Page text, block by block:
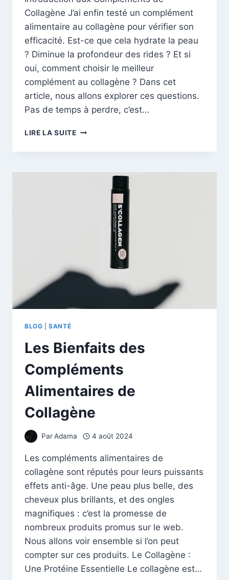
Collagène J’ai enfin testé un complément
alimentaire au collagène pour vérifier son
efficacité. Est-ce que cela hydrate la peau
? Diminue la profondeur des rides ? Et si
oui, comment choisir le meilleur
complément au collagène ? Dans cet
article, nous allons explorer ces questions.
Pas de temps à perdre, c’est…
LIRE LA SUITELES
ALIMENTAIRES
COLLAGÈNE
EFFICACITÉ
BLOG |SANTÉ
Les Bienfaits des
Compléments
Alimentaires de
Collagène
ParAdama 4 août 2024
Les compléments alimentaires de
collagène sont réputés pour leurs puissants
effets anti-âge. Une peau plus belle, des
cheveux plus brillants, et des ongles
magnifiques : c’est la promesse de
nombreux produits promus sur le web.
Nous allons voir ensemble si l’on peut
compter sur ces produits. Le Collagène :
Une Protéine Essentielle Le collagène est…